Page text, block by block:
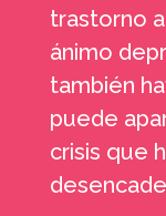
trastorno
ánimo
también
puede
crisis que